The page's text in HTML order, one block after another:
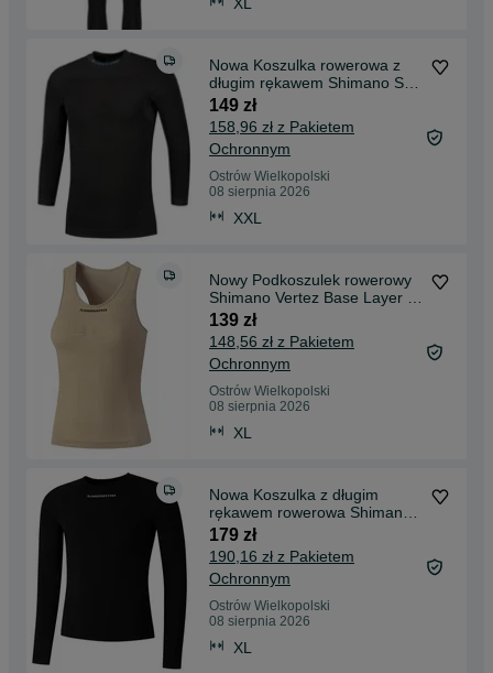
Nowa Koszulka rowerowa z
długim rękawem Shimano S-
149 zł
158,96 zł z Pakietem
Ochronnym
Ostrów Wielkopolski
08 sierpnia 2026
XXL
Nowy Podkoszulek rowerowy
Shimano Vertez Base Layer r.
L/XL
139 zł
148,56 zł z Pakietem
Ochronnym
Ostrów Wielkopolski
08 sierpnia 2026
XL
Nowa Koszulka z długim
rękawem rowerowa Shimano
Vertex Long r. L/XL
179 zł
190,16 zł z Pakietem
Ochronnym
Ostrów Wielkopolski
08 sierpnia 2026
XL